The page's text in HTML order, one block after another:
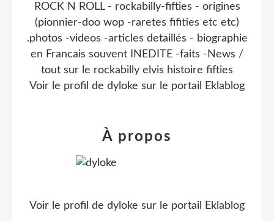
ROCK N ROLL - rockabilly-fifties - origines
(pionnier-doo wop -raretes fifities etc etc)
.photos -videos -articles detaillés - biographie
en Francais souvent INEDITE -faits -News /
tout sur le rockabilly elvis histoire fifties
Voir le profil de dyloke sur le portail Eklablog
À propos
Voir le profil de dyloke sur le portail Eklablog